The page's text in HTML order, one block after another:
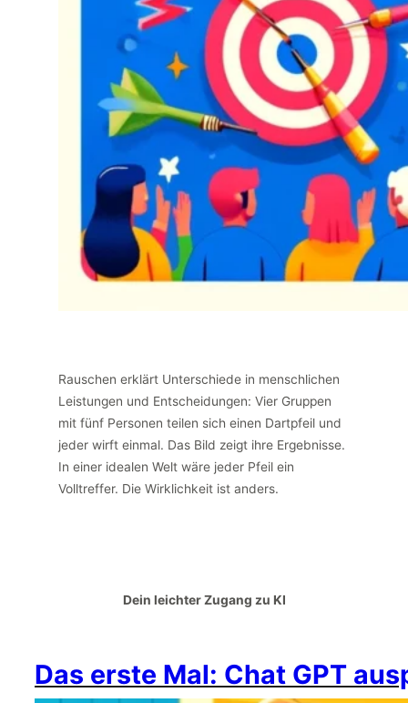
Rauschen erklärt Unterschiede in menschlichen
Leistungen und Entscheidungen: Vier Gruppen
mit fünf Personen teilen sich einen Dartpfeil und
jeder wirft einmal. Das Bild zeigt ihre Ergebnisse.
In einer idealen Welt wäre jeder Pfeil ein
Volltreffer. Die Wirklichkeit ist anders.
Dein leichter Zugang zu KI
Das erste Mal: Chat GPT